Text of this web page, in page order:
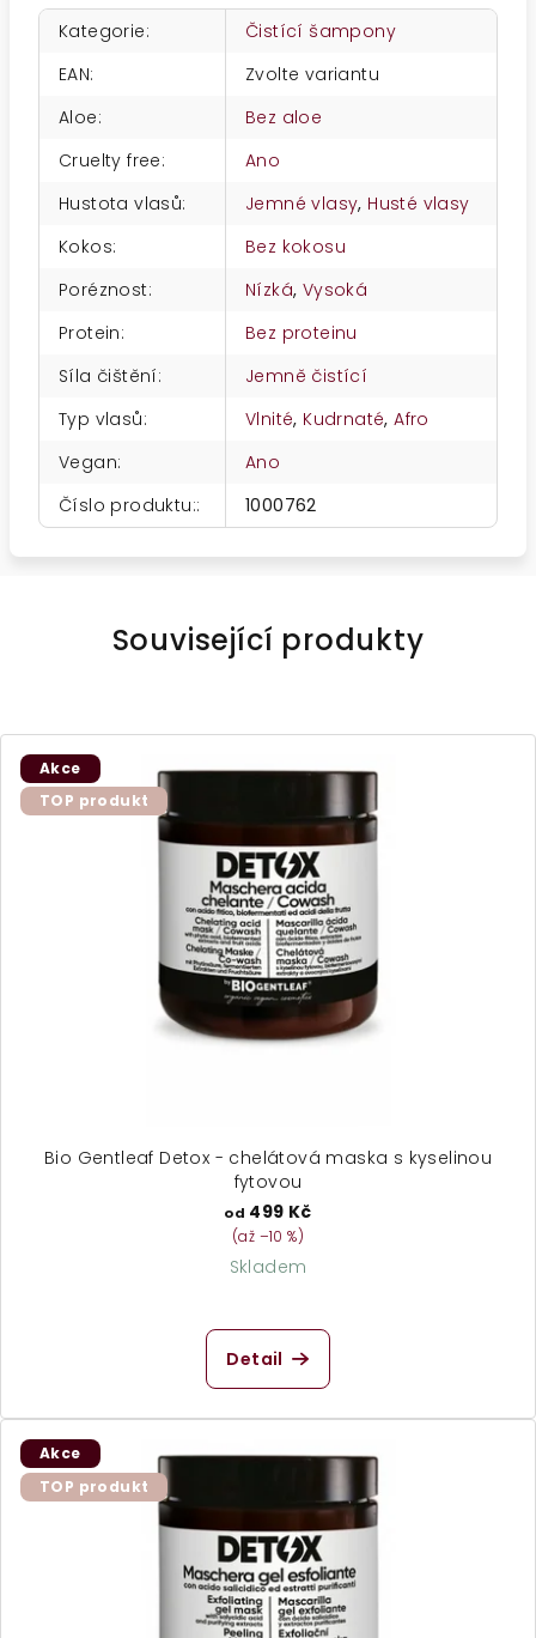
Kategorie:
Čistící šampony
EAN:
Zvolte variantu
Aloe:
Bez aloe
Cruelty free:
Ano
Hustota vlasů: Jemné vlasy, Husté vlasy
Kokos:
Bez kokosu
Poréznost: Nízká, Vysoká
Protein:
Bez proteinu
Síla čištění:
Jemně čistící
Typ vlasů: Vlnité, Kudrnaté,Afro
Vegan:
Ano
Číslo produktu:: 1000762
Související produkty
Akce
TOP produkt
Bio Gentleaf Detox - chelátová maska s kyselinou
fytovou
od 499 Kč
(až –10 %)
Skladem
hodnocení
produktu
z
5
Detail
Akce
TOP produkt